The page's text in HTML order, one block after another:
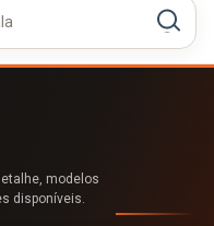
modelos
disponíveis.